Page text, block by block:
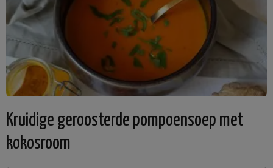
Kruidige geroosterde pompoensoep met
kokosroom